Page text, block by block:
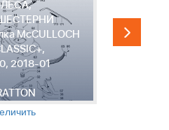
McCULLOCH
2018-01